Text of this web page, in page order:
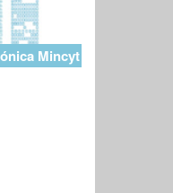
Mincyt